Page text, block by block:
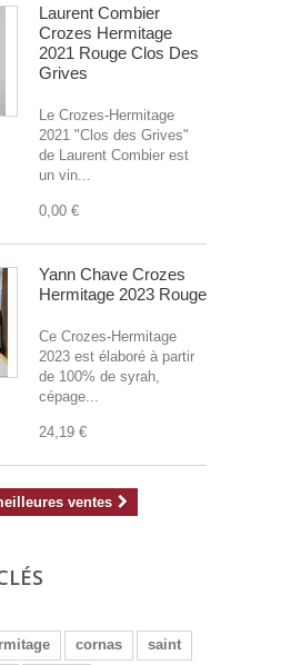
Laurent Combier
Crozes Hermitage
2021 Rouge Clos Des
Grives
Le Crozes-Hermitage
2021 "Clos des Grives"
de Laurent Combier est
un vin...
0,00 €
Yann Chave Crozes
Hermitage 2023 Rouge
Ce Crozes-Hermitage
2023 est élaboré à partir
de 100% de syrah,
cépage...
24,19 €
ventes
cornas
saint